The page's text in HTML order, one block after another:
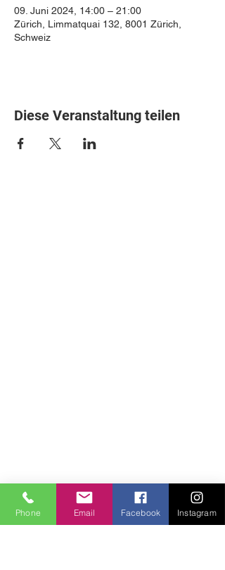
09. Juni 2024, 14:00 – 21:00
Zürich, Limmatquai 132, 8001 Zürich,
Schweiz
Diese Veranstaltung teilen
Phone Email Facebook Instagram